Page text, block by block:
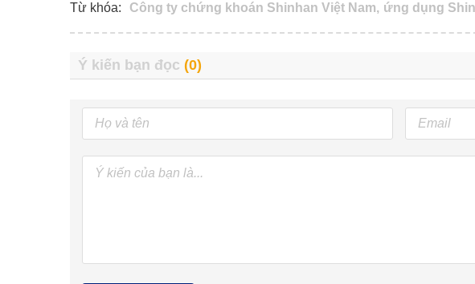
Từ khóa: Công ty chứng khoán Shinhan Việt Nam, ứng dụng